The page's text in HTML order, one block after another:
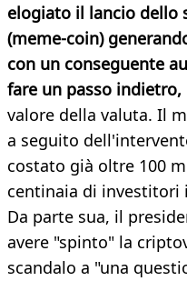
elogiato il lancio dello
(meme-coin)
con un conseguente
fare un passo
valore della valuta. Il
a seguito
costato già oltre 100
centinaia di
Da parte sua, il
avere "spinto" la
scandalo a "una